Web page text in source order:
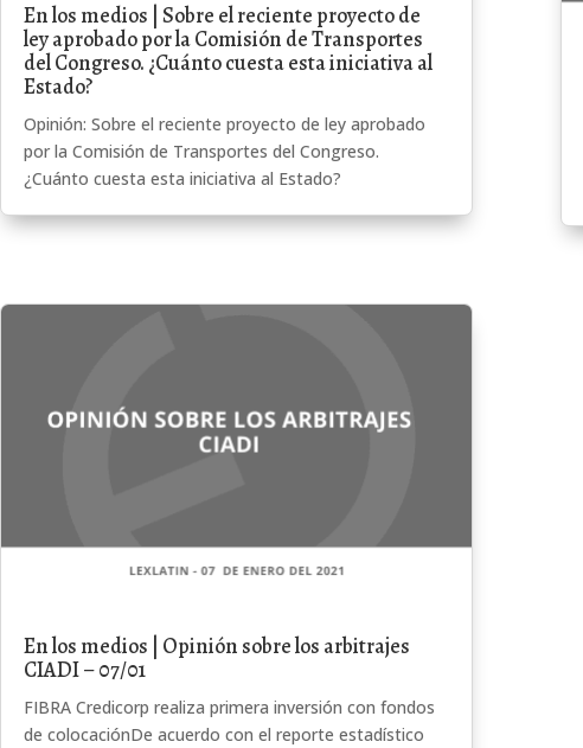
En los medios | Sobre el reciente proyecto de
ley aprobado por la Comisión de Transportes
del Congreso. ¿Cuánto cuesta esta iniciativa al
Estado?
Opinión: Sobre el reciente proyecto de ley aprobado
por la Comisión de Transportes del Congreso.
¿Cuánto cuesta esta iniciativa al Estado?
En los medios | Opinión sobre los arbitrajes
CIADI – 07/01
FIBRA Credicorp realiza primera inversión con fondos
de colocaciónDe acuerdo con el reporte estadístico